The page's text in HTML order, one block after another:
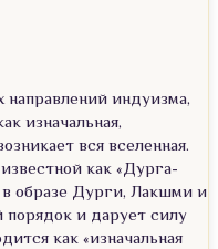
индуизма,
изначальная,
вся вселенная.
как «Дурга-
образе Дурги, Лакшми и
и дарует силу
как «изначальная